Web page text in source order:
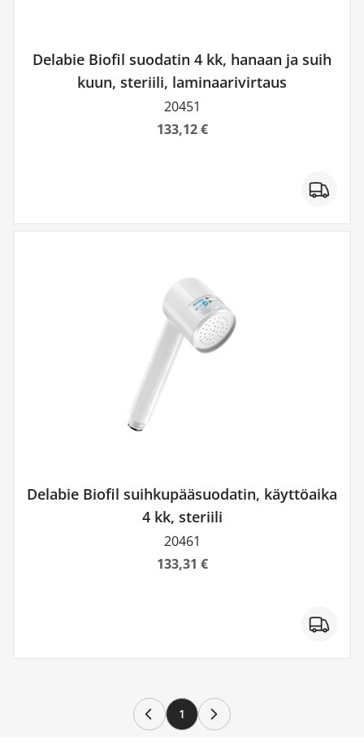
Delabie Biofil suodatin 4 kk, hanaan ja suih
kuun, steriili, laminaarivirtaus
20451
133,12 €
Delabie Biofil suihkupääsuodatin, käyttöaika
4 kk, steriili
20461
133,31 €
1